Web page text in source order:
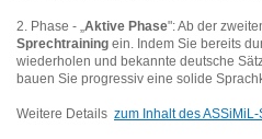
2. Phase - „ Aktive Phase": Ab der
Sprechtraining ein. Indem Sie bereits
wiederholen und bekannte deutsche
bauen Sie progressiv eine solide
Weitere Details zum Inhalt des